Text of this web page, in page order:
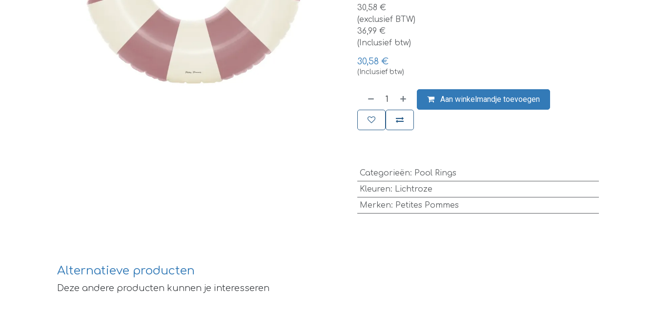
30,58 €
(exclusief BTW)
36,99 €
(Inclusief btw)
30,58 €
(Inclusief btw)
Aan winkelmandje toevoegen
Categorieën: Pool Rings
Kleuren: Lichtroze
Merken: Petites Pommes
Alternatieve producten
Deze andere producten kunnen je interesseren